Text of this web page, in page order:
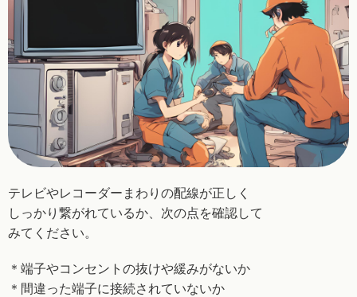
テレビやレコーダーまわりの配線が正しく
しっかり 繋がれているか、次の点を確認して
みてください。
＊端子やコンセントの抜けや緩みがないか
＊間違った端子に接続されていないか